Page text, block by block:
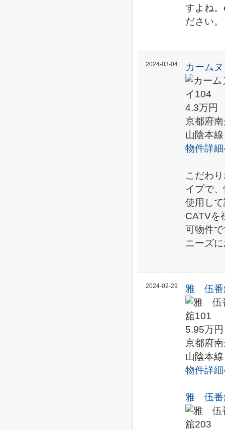
すよね
ださい。
2024-03-04 カーム
4.3万円
京都府
山陰本
物件詳
こだわ
イプで
使用し
CATVを
可物件
ニーズ
2024-02-29 雅 伍番
5.95万円
京都府
山陰本
物件詳
雅 伍番